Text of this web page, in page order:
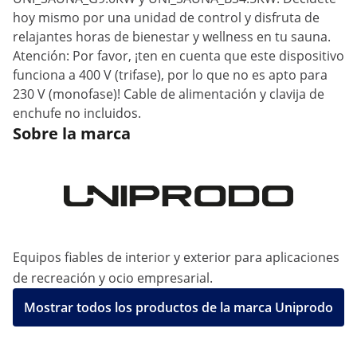
hoy mismo por una unidad de control y disfruta de
relajantes horas de bienestar y wellness en tu sauna.
Atención: Por favor, ¡ten en cuenta que este dispositivo
funciona a 400 V (trifase), por lo que no es apto para
230 V (monofase)! Cable de alimentación y clavija de
enchufe no incluidos.
Sobre la marca
Equipos fiables de interior y exterior para aplicaciones
de recreación y ocio empresarial.
Mostrar todos los productos de la marca Uniprodo